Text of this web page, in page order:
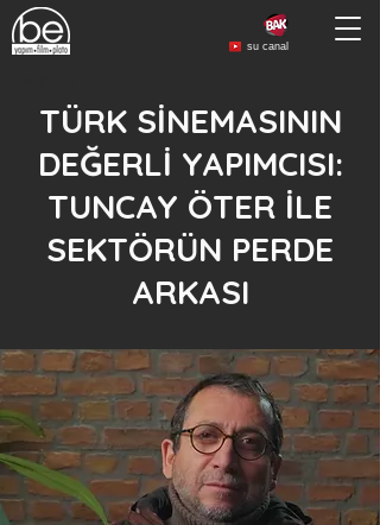
su canal
TÜRK SİNEMASININ
DEĞERLİ YAPIMCISI:
TUNCAY ÖTER İLE
SEKTÖRÜN PERDE
ARKASI